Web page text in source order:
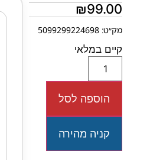
₪99.00
מק״ט: 5099299224698
קיים במלאי
הוספה לסל
קניה מהירה